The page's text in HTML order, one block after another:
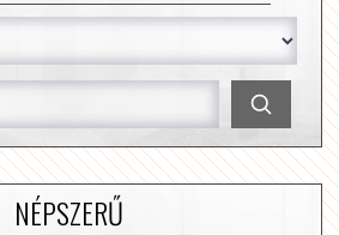
NÉPSZERŰ